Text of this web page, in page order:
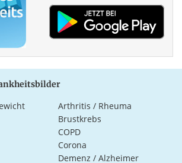
Arthritis / Rheuma
Brustkrebs
COPD
Corona
Demenz / Alzheimer